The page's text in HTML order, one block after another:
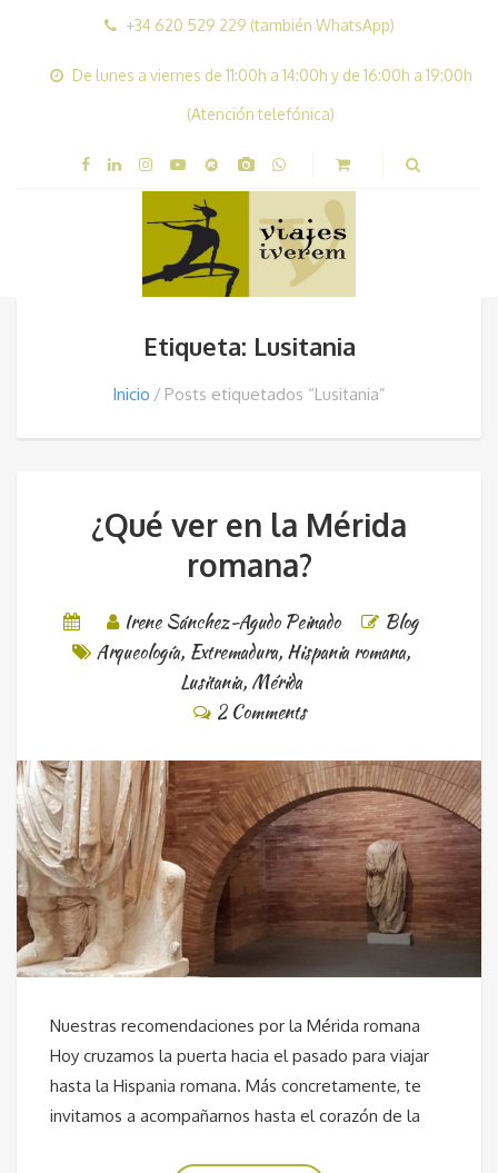
+34 620 529 229 (también WhatsApp)
De lunes a viernes de 11:00h a 14:00h y de 16:00h a 19:00h
(Atención telefónica)
Etiqueta: Lusitania
Inicio Posts etiquetados “Lusitania”
¿Qué ver en la Mérida
romana?
Irene Sánchez-Agudo Peinado
Blog
Arqueología, Extremadura, Hispania romana,
Lusitania, Mérida
2 Comments
Nuestras recomendaciones por la Mérida romana
Hoy cruzamos la puerta hacia el pasado para viajar
hasta la Hispania romana. Más concretamente, te
invitamos a acompañarnos hasta el corazón de la